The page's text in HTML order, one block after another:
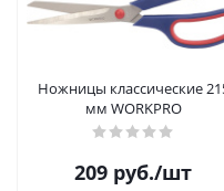
Ножницы классические
мм WORKPRO
209 руб./шт